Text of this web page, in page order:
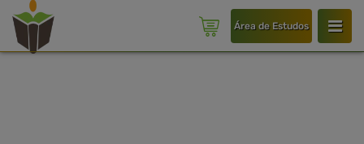
Área de Estudos